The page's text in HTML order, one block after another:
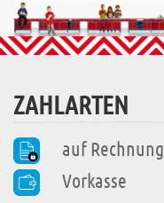
ZAHLARTEN
auf Rechnung
Vorkasse